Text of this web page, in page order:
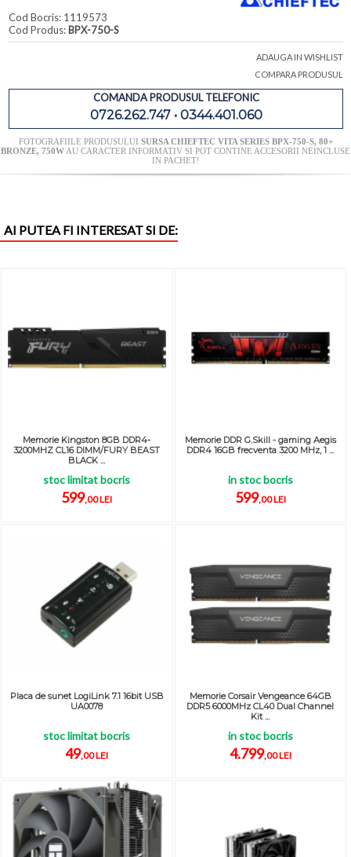
Cod Bocris: 1119573
Cod Produs: BPX-750-S
ADAUGA IN WISHLIST
COMPARA PRODUSUL
COMANDA PRODUSUL TELEFONIC
0726.262.747 • 0344.401.060
FOTOGRAFIILE PRODUSULUI SURSA CHIEFTEC VITA SERIES BPX-750-S, 80+
BRONZE, 750WAU CARACTER INFORMATIV SI POT CONTINE ACCESORII NEINCLUSE
IN PACHET!
AI PUTEA FI INTERESAT SI DE:
Memorie Kingston 8GB DDR4-
3200MHZ CL16 DIMM/FURY BEAST
BLACK ...
stoc limitat bocris
599,00 LEI
Memorie DDR G.Skill - gaming Aegis
DDR4 16GB frecventa 3200 MHz, 1 ...
in stoc bocris
599,00 LEI
Placa de sunet LogiLink 7.1 16bit USB
UA0078
stoc limitat bocris
49,00 LEI
Memorie Corsair Vengeance 64GB
DDR5 6000MHz CL40 Dual Channel
Kit ...
in stoc bocris
4.799,00 LEI